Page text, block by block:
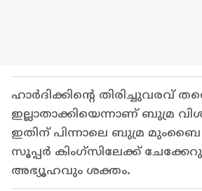
ഹാര്‍ദിക്കിന്റെ തിരിച്ചുവരവ്
ഇല്ലാതാക്കിയെന്നാണ് ബുമ്ര
ഇതിന് പിന്നാലെ ബുമ്ര മുംബൈ
സൂപ്പര്‍ കിംഗ്‌സിലേക്ക്
അഭ്യൂഹവും ശക്തം.